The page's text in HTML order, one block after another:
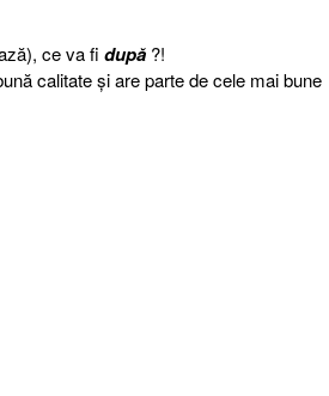
ce va fi după ?!
calitate şi are parte de cele mai bune